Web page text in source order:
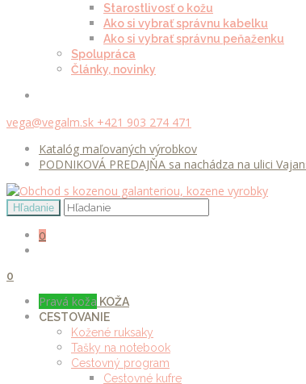
Starostlivosť o kožu
Ako si vybrať správnu kabelku
Ako si vybrať správnu peňaženku
Spolupráca
Články, novinky
vega@vegalm.sk +421 903 274 471
Katalóg maľovaných výrobkov
PODNIKOVÁ PREDAJŇA sa nachádza na ulici
0
0
Pravá koža KOŽA
CESTOVANIE
Kožené ruksaky
Tašky na notebook
Cestovný program
Cestovné kufre